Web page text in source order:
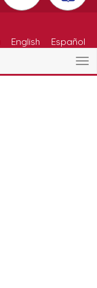
English Español